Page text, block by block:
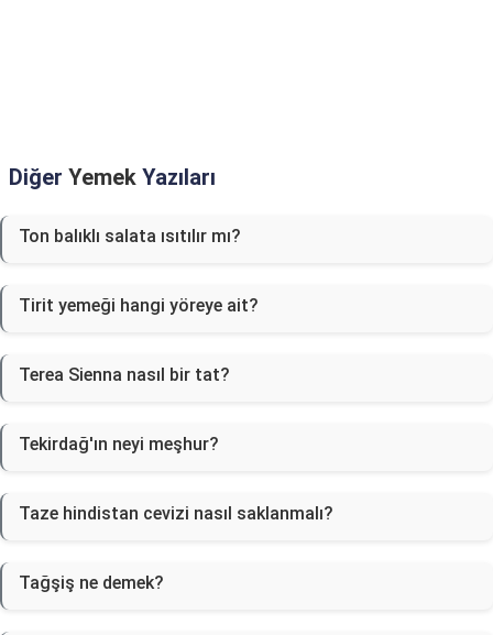
Diğer Yemek Yazıları
Ton balıklı salata ısıtılır mı?
Tirit yemeği hangi yöreye ait?
Terea Sienna nasıl bir tat?
Tekirdağ'ın neyi meşhur?
Taze hindistan cevizi nasıl saklanmalı?
Tağşiş ne demek?